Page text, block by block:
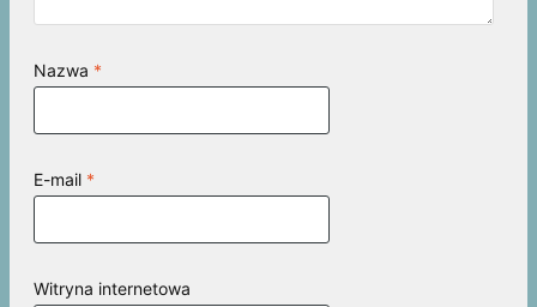
Nazwa *
E-mail *
Witryna internetowa